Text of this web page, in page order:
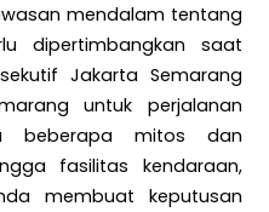
mendalam tentang
dipertimbangkan saat
Jakarta Semarang
untuk perjalanan
beberapa mitos dan
fasilitas kendaraan,
membuat keputusan